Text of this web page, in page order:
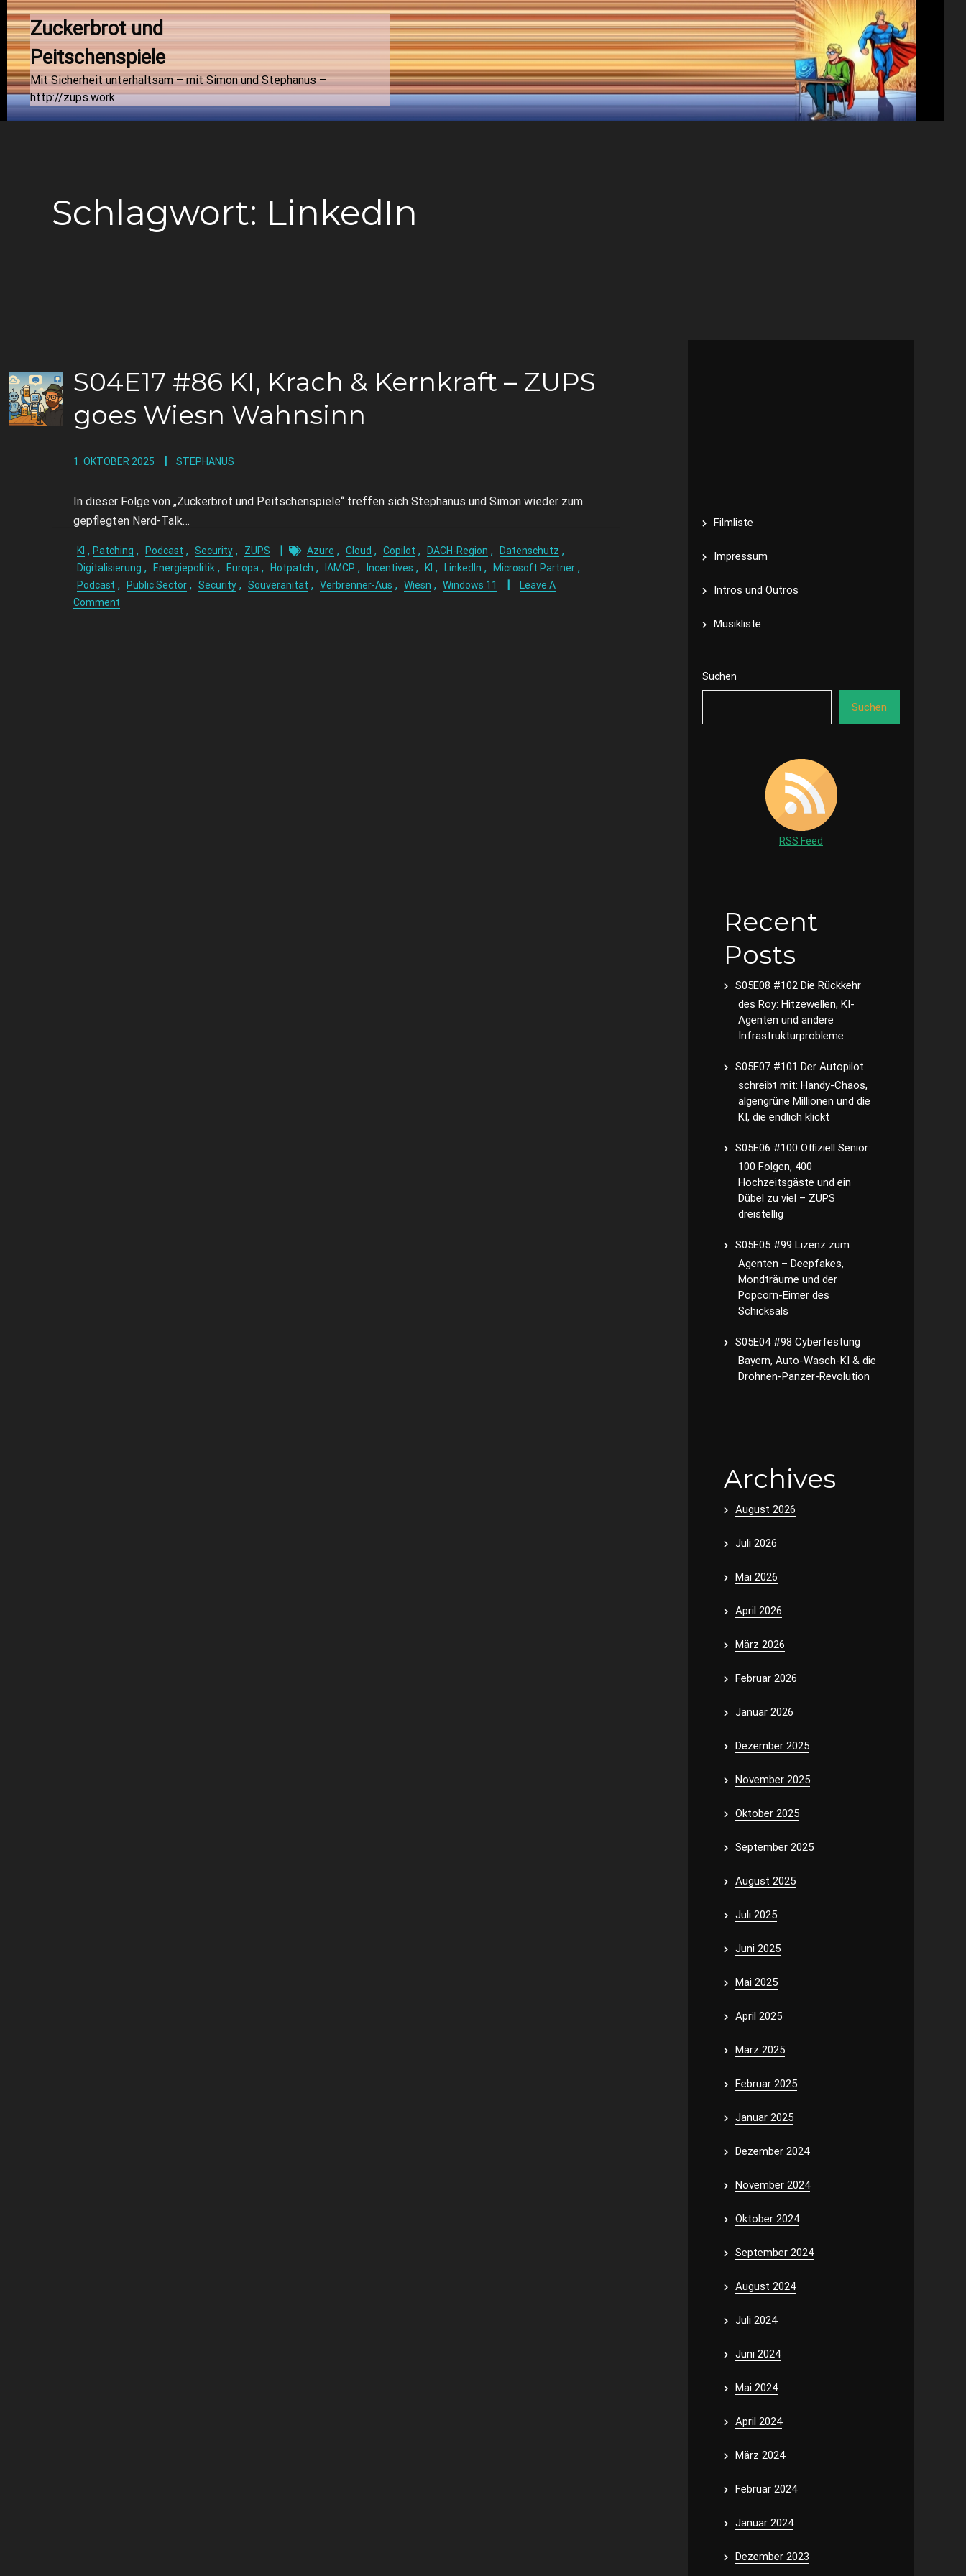
Zuckerbrot und
Peitschenspiele
Mit Sicherheit unterhaltsam – mit Simon und Stephanus –
http://zups.work
Schlagwort: LinkedIn
S04E17 #86 KI, Krach & Kernkraft – ZUPS
goes Wiesn Wahnsinn
1. OKTOBER 2025 STEPHANUS
In dieser Folge von „Zuckerbrot und Peitschenspiele“ treffen sich Stephanus und Simon wieder zum
gepflegten Nerd-Talk…
KI , Patching , Podcast , Security , ZUPS Azure , Cloud , Copilot , DACH-Region , Datenschutz ,
Digitalisierung , Energiepolitik , Europa , Hotpatch , IAMCP , Incentives , KI , LinkedIn , Microsoft Partner ,
Podcast , Public Sector , Security , Souveränität , Verbrenner-Aus , Wiesn , Windows 11
Leave A
Comment
Filmliste
Impressum
Intros und Outros
Musikliste
Suchen
Suchen
RSS Feed
Recent
Posts
S05E08 #102 Die Rückkehr
des Roy: Hitzewellen, KI-
Agenten und andere
Infrastrukturprobleme
S05E07 #101 Der Autopilot
schreibt mit: Handy-Chaos,
algengrüne Millionen und die
KI, die endlich klickt
S05E06 #100 Offiziell Senior:
100 Folgen, 400
Hochzeitsgäste und ein
Dübel zu viel – ZUPS
dreistellig
S05E05 #99 Lizenz zum
Agenten – Deepfakes,
Mondträume und der
Popcorn-Eimer des
Schicksals
S05E04 #98 Cyberfestung
Bayern, Auto-Wasch-KI & die
Drohnen-Panzer-Revolution
Archives
August 2026
Juli 2026
Mai 2026
April 2026
März 2026
Februar 2026
Januar 2026
Dezember 2025
November 2025
Oktober 2025
September 2025
August 2025
Juli 2025
Juni 2025
Mai 2025
April 2025
März 2025
Februar 2025
Januar 2025
Dezember 2024
November 2024
Oktober 2024
September 2024
August 2024
Juli 2024
Juni 2024
Mai 2024
April 2024
März 2024
Februar 2024
Januar 2024
Dezember 2023